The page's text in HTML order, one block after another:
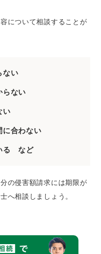
について相談することが
ない
らない
い
に合わない
る など
の侵害額請求には期限が
へ相談しましょう。